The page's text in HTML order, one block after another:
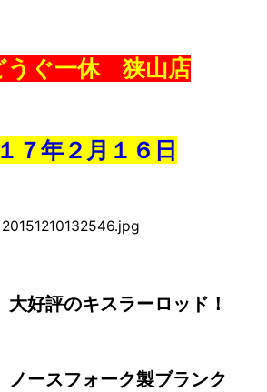
うぐ一休 狭山店
７年２ 月１６日
大好評のキスラーロッド！
ノースフォーク製ブランク